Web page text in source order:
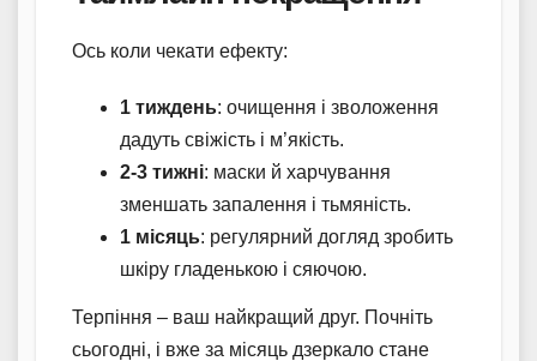
Ось коли чекати ефекту:
1 тиждень: очищення і зволоження
дадуть свіжість і м’якість.
2-3 тижні: маски й харчування
зменшать запалення і тьмяність.
1 місяць: регулярний догляд зробить
шкіру гладенькою і сяючою.
Терпіння – ваш найкращий друг. Почніть
сьогодні, і вже за місяць дзеркало стане